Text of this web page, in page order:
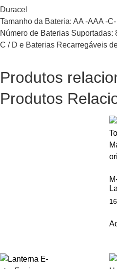
Duracel
Tamanho da Bateria: AA -AAA -
Número de Baterias Suportadas:
C / D e Baterias Recarregáveis
Produtos
Produtos